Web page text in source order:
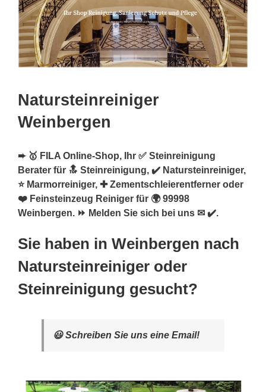
Natursteinreiniger
Weinbergen
➨ 🥇 FILA Online-Shop, Ihr ✅ Steinreinigung
Berater für 🔝 Steinreinigung, ✔️ Natursteinreiniger,
⭐ Marmorreiniger, ✚ Zementschleierentferner oder
❤️ Feinsteinzeug Reiniger für 🌍 99998
Weinbergen. ⏩ Melden Sie sich bei uns ✉ ✔️.
Sie haben in Weinbergen nach
Natursteinreiniger oder
Steinreinigung gesucht?
😃 Schreiben Sie uns eine Email!